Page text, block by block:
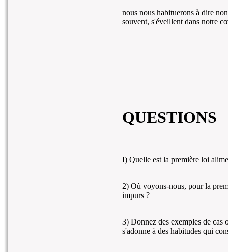
nous nous habituerons à dire
souvent, s'éveillent dans notre
QUESTIONS
I) Quelle est la première loi
2) Où voyons-nous, pour la
impurs ?
3) Donnez des exemples de cas
s'adonne à des habitudes qui